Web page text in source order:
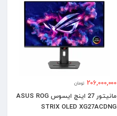
206,000,000 تومان
مانیتور 27 اینچ ایسوس ASUS ROG
STRIX OLED XG27ACDNG